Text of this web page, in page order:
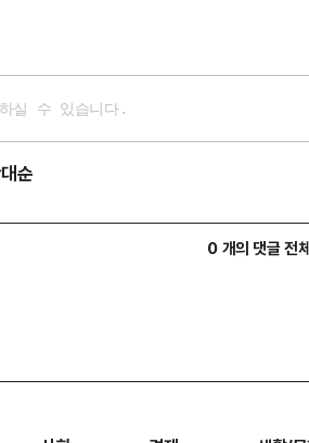
순
0 개의 댓글 전